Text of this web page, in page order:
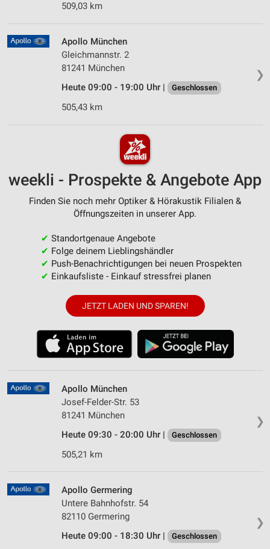
509,03 km
❯
Apollo München
Gleichmannstr. 2
81241 München
Heute 09:00 - 19:00 Uhr |
Geschlossen
505,43 km
weekli - Prospekte & Angebote App
Finden Sie noch mehr Optiker & Hörakustik Filialen &
Öffnungszeiten in unserer App.
✔ Standortgenaue Angebote
✔ Folge deinem Lieblingshändler
✔ Push-Benachrichtigungen bei neuen Prospekten
✔ Einkaufsliste - Einkauf stressfrei planen
JETZT LADEN UND SPAREN!
❯
Apollo München
Josef-Felder-Str. 53
81241 München
Heute 09:30 - 20:00 Uhr |
Geschlossen
505,21 km
❯
Apollo Germering
Untere Bahnhofstr. 54
82110 Germering
Heute 09:00 - 18:30 Uhr |
Geschlossen